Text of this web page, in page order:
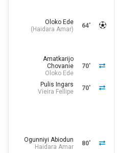
64'
Oloko Ede
( Haidara Amar)
70'
Amatkarijo
Chovanie
Oloko Ede
70'
Pulis Ingars
Vieira Fellipe
80'
Ogunniyi Abiodun
Haidara Amar